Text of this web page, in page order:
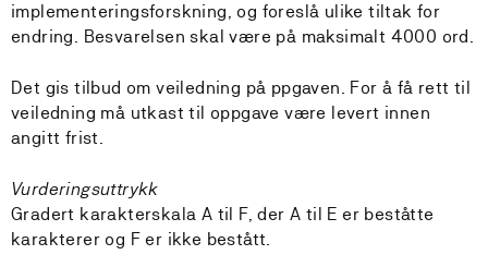
implementeringsforskning, og foreslå ulike tiltak for
endring. Besvarelsen skal være på maksimalt 4000 ord.
Det gis tilbud om veiledning på ppgaven. For å få rett til
veiledning må utkast til oppgave være levert innen
angitt frist.
Vurderingsuttrykk
Gradert karakterskala A til F, der A til E er beståtte
karakterer og F er ikke bestått.